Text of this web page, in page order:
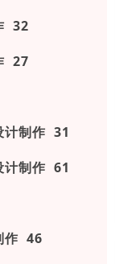
32
27
计制作 31
计制作 61
作 46